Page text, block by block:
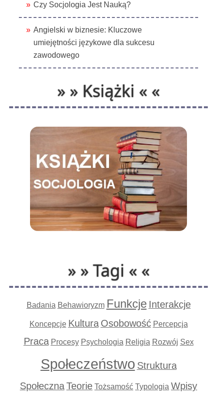
Czy Socjologia Jest Nauką?
Angielski w biznesie: Kluczowe
umiejętności językowe dla sukcesu
zawodowego
» » Książki « «
» » Tagi « «
Badania Behawioryzm Funkcje Interakcje
Koncepcje Kultura Osobowość Percepcja
Praca Procesy Psychologia Religia Rozwój Sex
Społeczeństwo Struktura
SpołecznaTeorie Tożsamość Typologia Wpisy